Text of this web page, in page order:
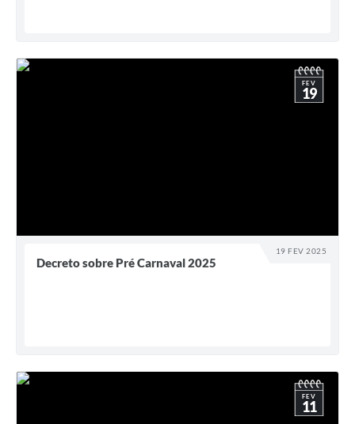
19 FEV 2025
FEV
19
Decreto sobre Pré Carnaval 2025
FEV
11